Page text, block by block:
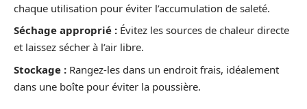
chaque utilisation pour éviter l’accumulation de saleté.
Séchage approprié : Évitez les sources de chaleur directe
et laissez sécher à l’air libre.
Stockage : Rangez-les dans un endroit frais, idéalement
dans une boîte pour éviter la poussière.